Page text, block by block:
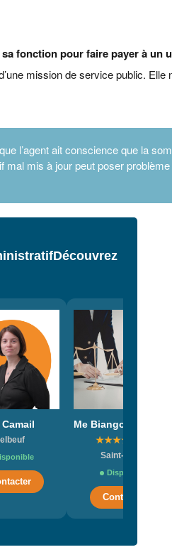
fonction pour faire payer à un
mission de service public. Elle
l’agent ait conscience que la
mal mis à jour peut poser
Découvrez
Camail
★★★★
Saint-denis
Disponible
Contacter